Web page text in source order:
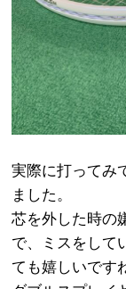
実際に打ってみ
ました。
芯を外した時の
で、ミスをして
ても嬉しいです